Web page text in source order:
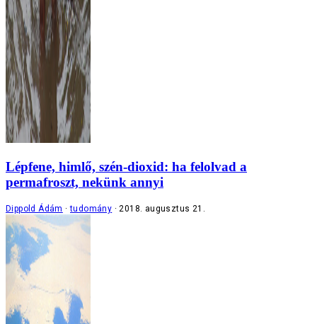
Lépfene, himlő, szén-dioxid: ha felolvad a
permafroszt, nekünk annyi
Dippold Ádám tudomány 2018. augusztus 21.